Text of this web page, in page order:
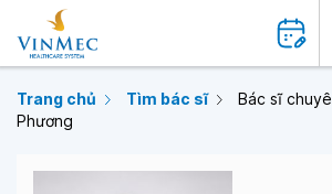
Trang chủ Tìm bác sĩ
Bác sĩ
Phương